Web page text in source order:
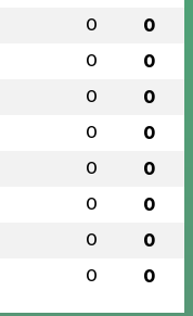
0 0
0 0
0 0
0 0
0 0
0 0
0 0
0 0